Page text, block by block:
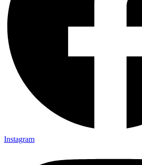
Instagram